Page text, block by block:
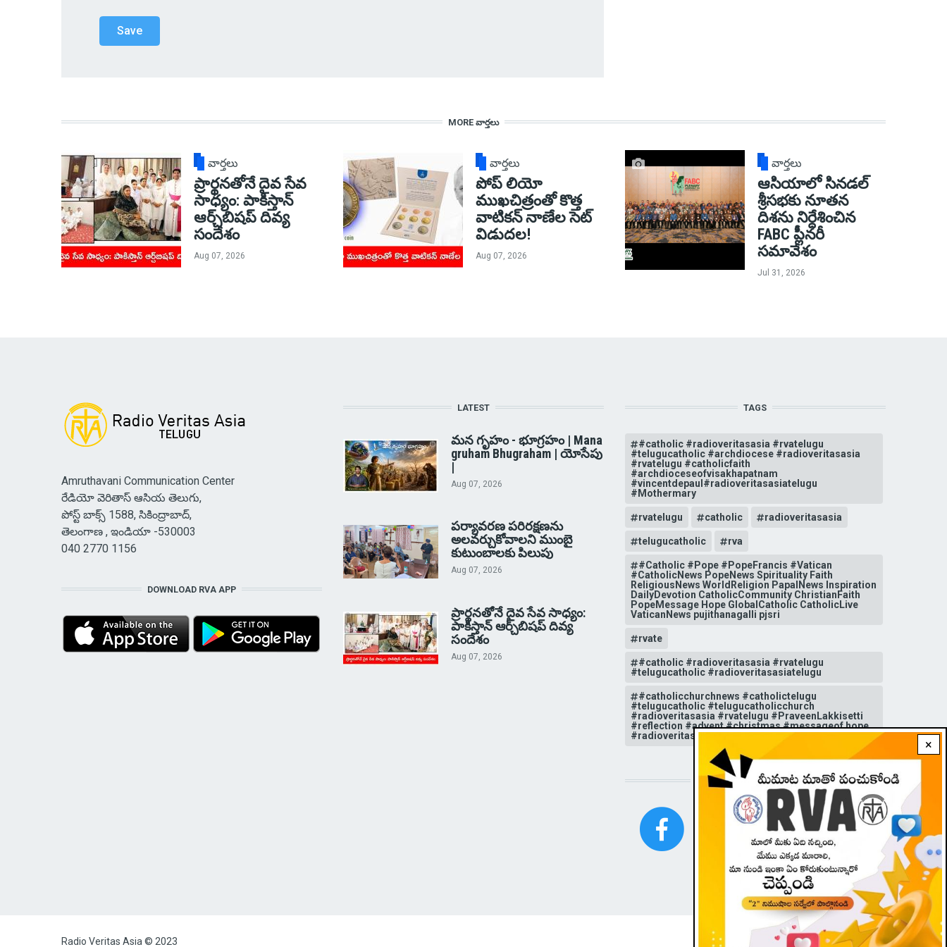
MORE వార్తలు
వార్తలు
ప్రార్థనతోనే దైవ సేవ
సాధ్యం: పాకిస్తాన్‌
ఆర్చ్‌బిషప్ దివ్య
సందేశం
Aug 07, 2026
వార్తలు
పోప్ లియో
ముఖచిత్రంతో కొత్త
వాటికన్ నాణేల సెట్
విడుదల!
Aug 07, 2026
వార్తలు
ఆసియాలో సినడల్
శ్రీసభకు నూతన
దిశను నిర్దేశించిన
FABC ప్లీనరీ
సమావేశం
Jul 31, 2026
×
Amruthavani Communication Center
రేడియో వెరితాస్ ఆసియ తెలుగు,
పోస్ట్ బాక్స్ 1588, సికింద్రాబాద్,
తెలంగాణ , ఇండియా -530003
040 2770 1156
DOWNLOAD RVA APP
LATEST
మన గృహం - భూగ్రహం | Mana
gruham Bhugraham | యోసేపు
|
Aug 07, 2026
పర్యావరణ పరిరక్షణను
అలవర్చుకోవాలని ముంబై
కుటుంబాలకు పిలుపు
Aug 07, 2026
ప్రార్థనతోనే దైవ సేవ సాధ్యం:
పాకిస్తాన్‌ ఆర్చ్‌బిషప్ దివ్య
సందేశం
Aug 07, 2026
TAGS
#catholic #radioveritasasia #rvatelugu
#telugucatholic #archdiocese #radioveritasasia
#rvatelugu #catholicfaith
#archdioceseofvisakhapatnam
#vincentdepaul#radioveritasasiatelugu
#Mothermary
rvatelugu catholic radioveritasasia
telugucatholic rva
#Catholic #Pope #PopeFrancis #Vatican
#CatholicNews PopeNews Spirituality Faith
ReligiousNews WorldReligion PapalNews Inspiration
DailyDevotion CatholicCommunity ChristianFaith
PopeMessage Hope GlobalCatholic CatholicLive
VaticanNews pujithanagalli pjsri
rvate
#catholic #radioveritasasia #rvatelugu
#telugucatholic #radioveritasasiatelugu
#catholicchurchnews #catholictelugu
#telugucatholic #telugucatholicchurch
#radioveritasasia #rvatelugu #PraveenLakkisetti
#reflection #advent #christmas #messageof hope
#radioveritas #rvatelugu #viral #insta
STAY CONNECTED WITH US!
Radio Veritas Asia © 2023